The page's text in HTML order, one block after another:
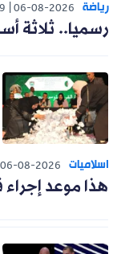
رياضة 06-08-2026
رسميا.. ثلاثة
اسلاميات 06-08-2026
هذا موعد